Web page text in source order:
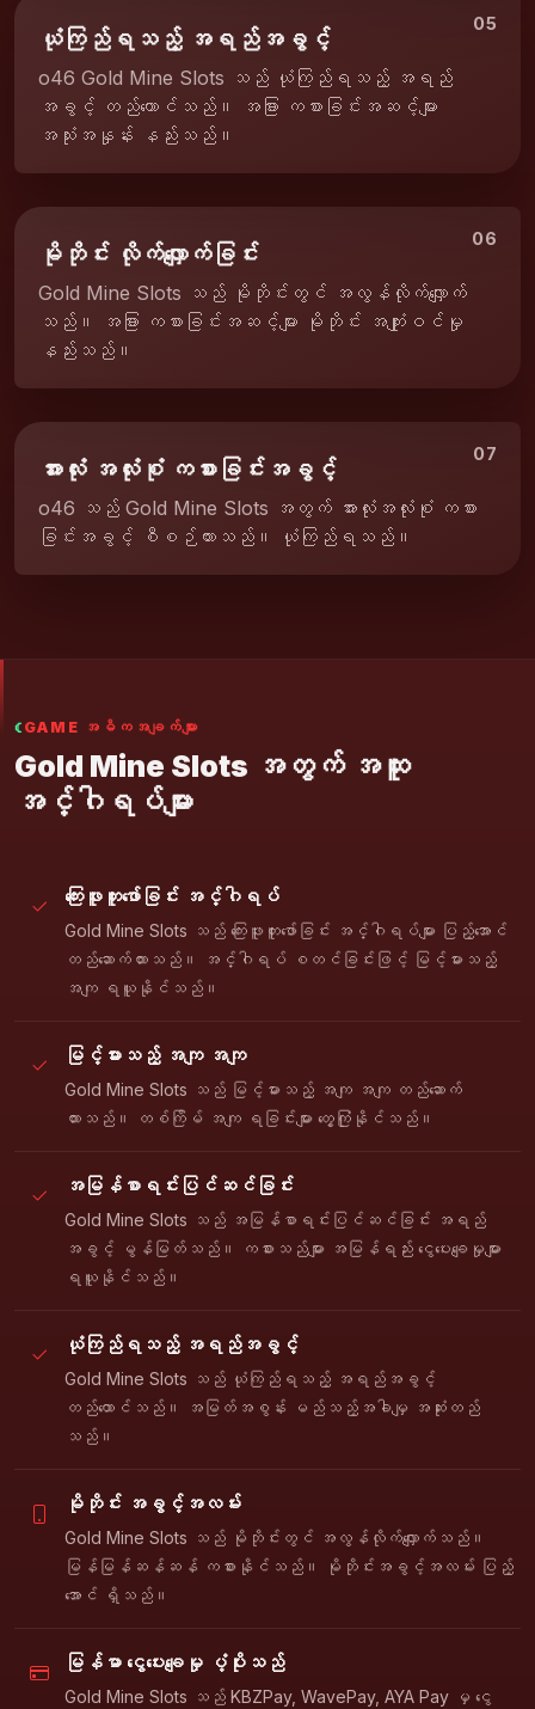
05
ယုံကြည်ရသည့် အရည်အခွင့်
o46 Gold Mine Slots သည် ယုံကြည်ရသည့် အရည်
အခွင့် တည်ထောင်သည်။ အခြား ကစားခြင်းအဆင့်များ
အသုံးအနှုန်း နည်းသည်။
06
မိုဘိုင်း လိုက်လျှောက်ခြင်း
Gold Mine Slots သည် မိုဘိုင်းတွင် အလွန်လိုက်လျှောက်
သည်။ အခြား ကစားခြင်းအဆင့်များ မိုဘိုင်း အကျုံးဝင်မှု
နည်းသည်။
07
အားလုံး အလုံးစုံ ကစားခြင်းအခွင့်
o46 သည် Gold Mine Slots အတွက် အားလုံးအလုံးစုံ ကစား
ခြင်းအခွင့် စီစဉ်ထားသည်။ ယုံကြည်ရသည်။
GAME အဓိကအချက်များ
Gold Mine Slots အတွက် အထူး
အင်္ဂါရပ်များ
ကြေးဖူးတူးဖော်ခြင်း အင်္ဂါရပ်
Gold Mine Slots သည် ကြေးဖူးတူးဖော်ခြင်း အင်္ဂါရပ်များ ပြည့်အောင်
တည်ဆောက်ထားသည်။ အင်္ဂါရပ် စတင်ခြင်းဖြင့် မြင့်မားသည့်
အကျ ရယူနိုင်သည်။
မြင့်မားသည့် အကျ အကျ
Gold Mine Slots သည် မြင့်မားသည့် အကျ အကျ တည်ဆောက်
ထားသည်။ တစ်ကြိမ် အကျ ရခြင်းများ တွေ့ကြုံနိုင်သည်။
အမြန်စာရင်းပြင်ဆင်ခြင်း
Gold Mine Slots သည် အမြန်စာရင်းပြင်ဆင်ခြင်း အရည်
အခွင့် မွန်မြတ်သည်။ ကစားသည်များ အမြန်ရည်း ငွေပေးချေမှုများ
ရယူနိုင်သည်။
ယုံကြည်ရသည့် အရည်အခွင့်
Gold Mine Slots သည် ယုံကြည်ရသည့် အရည်အခွင့်
တည်ထောင်သည်။ အမြတ်အစွန်း မည်သည့်အခါမျှ အဆုံးတည်
သည်။
မိုဘိုင်း အခွင့်အလမ်း
Gold Mine Slots သည် မိုဘိုင်းတွင် အလွန်လိုက်လျှောက်သည်။
မြန်မြန်ဆန်ဆန် ကစားနိုင်သည်။ မိုဘိုင်းအခွင့်အလမ်း ပြည့်
အောင် ရှိသည်။
မြန်မာ ငွေပေးချေမှု ပံ့ပိုးသည်
Gold Mine Slots သည် KBZPay, WavePay, AYA Pay မှ ငွေ